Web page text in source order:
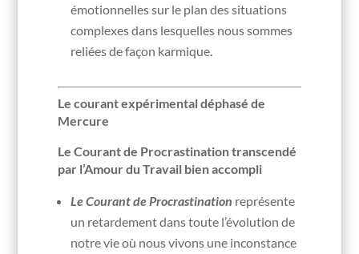
émotionnelles sur le plan des situations
complexes dans lesquelles nous sommes
reliées de façon karmique.
Le courant expérimental déphasé de
Mercure
Le Courant de Procrastination transcendé
par l’Amour du Travail bien accompli
Le Courant de Procrastination représente
un retardement dans toute l’évolution de
notre vie où nous vivons une inconstance